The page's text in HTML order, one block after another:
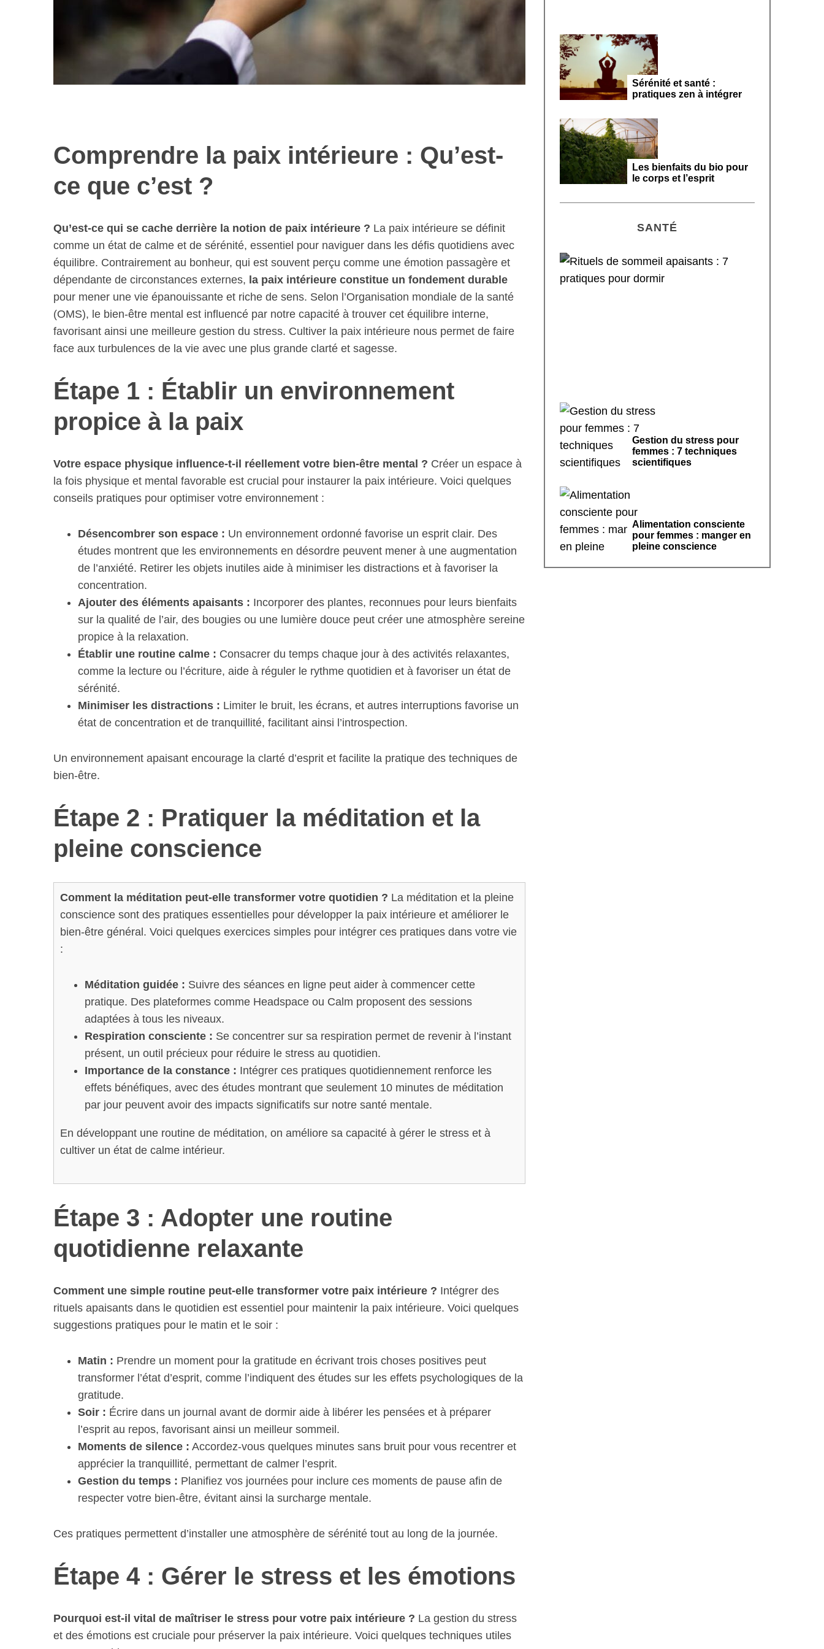
Comprendre la paix intérieure : Qu’est-
ce que c’est ?
Qu’est-ce qui se cache derrière la notion de paix intérieure ? La paix intérieure se définit
comme un état de calme et de sérénité, essentiel pour naviguer dans les défis quotidiens avec
équilibre. Contrairement au bonheur, qui est souvent perçu comme une émotion passagère et
dépendante de circonstances externes, la paix intérieure constitue un fondement durable
pour mener une vie épanouissante et riche de sens. Selon l’Organisation mondiale de la santé
(OMS), le bien-être mental est influencé par notre capacité à trouver cet équilibre interne,
favorisant ainsi une meilleure gestion du stress. Cultiver la paix intérieure nous permet de faire
face aux turbulences de la vie avec une plus grande clarté et sagesse.
Étape 1 : Établir un environnement
propice à la paix
Votre espace physique influence-t-il réellement votre bien-être mental ? Créer un espace à
la fois physique et mental favorable est crucial pour instaurer la paix intérieure. Voici quelques
conseils pratiques pour optimiser votre environnement :
Désencombrer son espace : Un environnement ordonné favorise un esprit clair. Des
études montrent que les environnements en désordre peuvent mener à une augmentation
de l’anxiété. Retirer les objets inutiles aide à minimiser les distractions et à favoriser la
concentration.
Ajouter des éléments apaisants : Incorporer des plantes, reconnues pour leurs bienfaits
sur la qualité de l’air, des bougies ou une lumière douce peut créer une atmosphère sereine
propice à la relaxation.
Établir une routine calme : Consacrer du temps chaque jour à des activités relaxantes,
comme la lecture ou l’écriture, aide à réguler le rythme quotidien et à favoriser un état de
sérénité.
Minimiser les distractions : Limiter le bruit, les écrans, et autres interruptions favorise un
état de concentration et de tranquillité, facilitant ainsi l’introspection.
Un environnement apaisant encourage la clarté d’esprit et facilite la pratique des techniques de
bien-être.
Étape 2 : Pratiquer la méditation et la
pleine conscience
Comment la méditation peut-elle transformer votre quotidien ? La méditation et la pleine
conscience sont des pratiques essentielles pour développer la paix intérieure et améliorer le
bien-être général. Voici quelques exercices simples pour intégrer ces pratiques dans votre vie
:
Méditation guidée : Suivre des séances en ligne peut aider à commencer cette
pratique. Des plateformes comme Headspace ou Calm proposent des sessions
adaptées à tous les niveaux.
Respiration consciente : Se concentrer sur sa respiration permet de revenir à l’instant
présent, un outil précieux pour réduire le stress au quotidien.
Importance de la constance : Intégrer ces pratiques quotidiennement renforce les
effets bénéfiques, avec des études montrant que seulement 10 minutes de méditation
par jour peuvent avoir des impacts significatifs sur notre santé mentale.
En développant une routine de méditation, on améliore sa capacité à gérer le stress et à
cultiver un état de calme intérieur.
Étape 3 : Adopter une routine
quotidienne relaxante
Comment une simple routine peut-elle transformer votre paix intérieure ? Intégrer des
rituels apaisants dans le quotidien est essentiel pour maintenir la paix intérieure. Voici quelques
suggestions pratiques pour le matin et le soir :
Matin : Prendre un moment pour la gratitude en écrivant trois choses positives peut
transformer l’état d’esprit, comme l’indiquent des études sur les effets psychologiques de la
gratitude.
Soir : Écrire dans un journal avant de dormir aide à libérer les pensées et à préparer
l’esprit au repos, favorisant ainsi un meilleur sommeil.
Moments de silence : Accordez-vous quelques minutes sans bruit pour vous recentrer et
apprécier la tranquillité, permettant de calmer l’esprit.
Gestion du temps : Planifiez vos journées pour inclure ces moments de pause afin de
respecter votre bien-être, évitant ainsi la surcharge mentale.
Ces pratiques permettent d’installer une atmosphère de sérénité tout au long de la journée.
Étape 4 : Gérer le stress et les émotions
Pourquoi est-il vital de maîtriser le stress pour votre paix intérieure ? La gestion du stress
et des émotions est cruciale pour préserver la paix intérieure. Voici quelques techniques utiles
Sérénité et santé :
pratiques zen à intégrer
Les bienfaits du bio pour
le corps et l’esprit
SANTÉ
Gestion du stress pour
femmes : 7 techniques
scientifiques
Alimentation consciente
pour femmes : manger en
pleine conscience
e
a
r
o
r